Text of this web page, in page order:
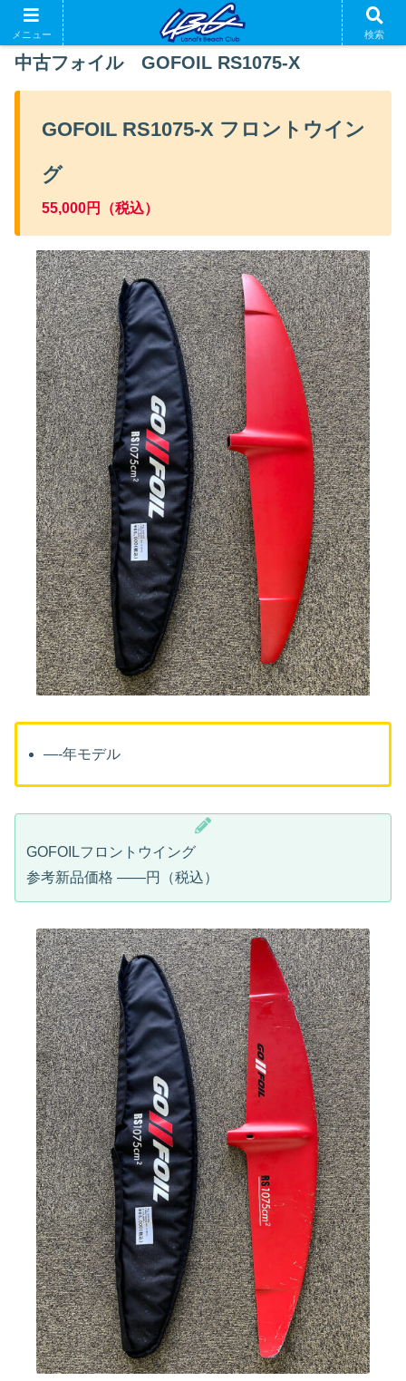
中古フォイル GOFOIL RS1075-X
GOFOIL RS1075-X フロントウイン
グ
55,000円（税込）
—-年モデル
GOFOILフロントウイング
参考新品価格 ——円（税込）
メニュー 検索